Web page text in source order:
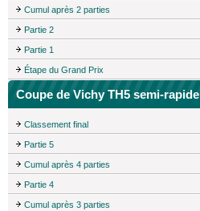
Cumul après 2 parties
Partie 2
Partie 1
Étape du Grand Prix
Coupe de Vichy TH5 semi-rapide
Classement final
Partie 5
Cumul après 4 parties
Partie 4
Cumul après 3 parties